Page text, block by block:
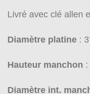
Livré avec clé allen
Diamètre platine :
Hauteur manchon :
Diamètre int.